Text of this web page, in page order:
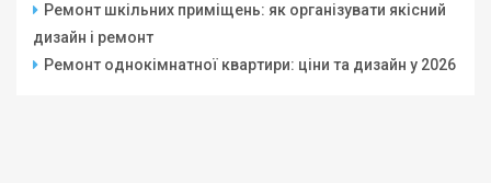
Ремонт шкільних приміщень: як організувати якісний
дизайн і ремонт
Ремонт однокімнатної квартири: ціни та дизайн у 2026